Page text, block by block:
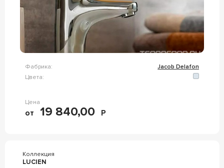
Фабрика:
Jacob Delafon
Цвета:
Цена
от 19 840,00 Р
Коллекция
LUCIEN